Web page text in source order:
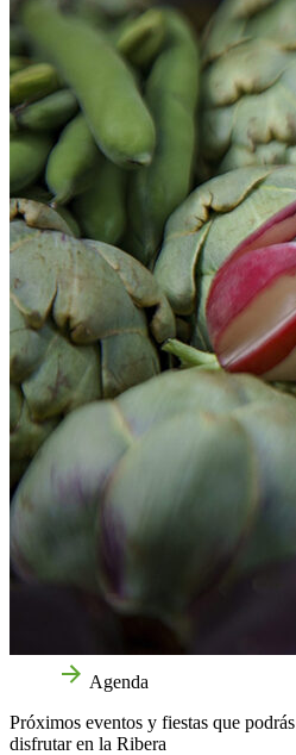
Agenda
Próximos eventos y fiestas que podrás
disfrutar en la Ribera